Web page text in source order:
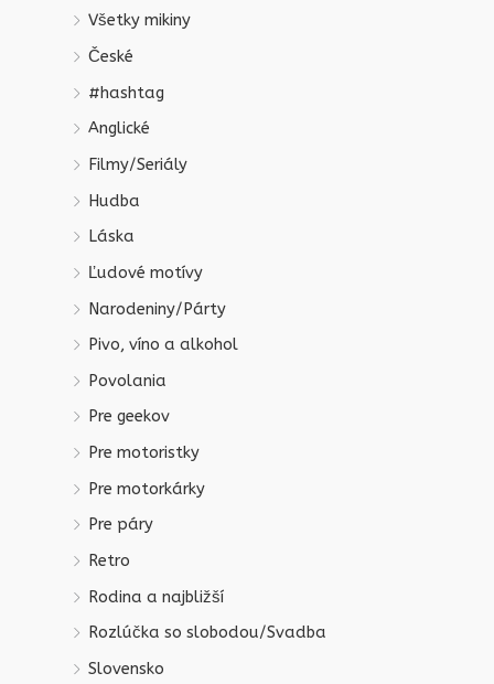
Všetky mikiny
České
#hashtag
Anglické
Filmy/Seriály
Hudba
Láska
Ľudové motívy
Narodeniny/Párty
Pivo, víno a alkohol
Povolania
Pre geekov
Pre motoristky
Pre motorkárky
Pre páry
Retro
Rodina a najbližší
Rozlúčka so slobodou/Svadba
Slovensko